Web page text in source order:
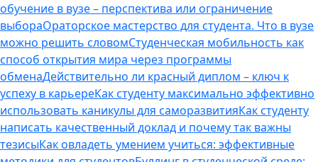
обучение в вузе – перспектива или ограничение
выбораОраторское мастерство для студента. Что в вузе
можно решить словомСтуденческая мобильность как
способ открытия мира через программы
обменаДействительно ли красный диплом – ключ к
успеху в карьереКак студенту максимально эффективно
использовать каникулы для саморазвитияКак студенту
написать качественный доклад и почему так важны
тезисыКак овладеть умением учиться: эффективные